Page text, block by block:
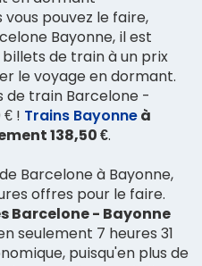
pouvez le faire,
Bayonne, il est
de train à un prix
le voyage en dormant.
de train Barcelone -
! Trains Bayonneà
138,50 €.
Barcelone à Bayonne,
offres pour le faire.
Barcelone - Bayonne
seulement 7 heures 31
puisqu'en plus de